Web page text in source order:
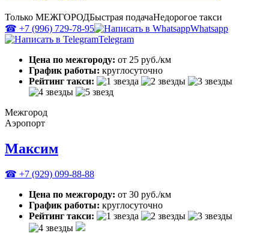
Только МЕЖГОРОДБыстрая подачаНедорогое такси
☎ +7 (996) 729-78-95
Whatsapp
Telegram
Цена по межгороду: от 25 руб./км
График работы: круглосуточно
Рейтинг такси:
Межгород
Аэропорт
Максим
☎ +7 (929) 099-88-88
Цена по межгороду: от 30 руб./км
График работы: круглосуточно
Рейтинг такси: